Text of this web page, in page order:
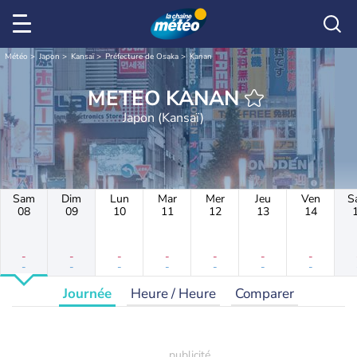
Météo Japon Kansaï Préfecture de Osaka Kanan
METEO KANAN
Japon (Kansaï)
Sam
08
-
-
Dim
09
-
-
Lun
10
-
-
Mar
11
-
-
Mer
12
-
-
Jeu
13
-
-
Ven
14
-
-
Journée Heure / Heure Comparer